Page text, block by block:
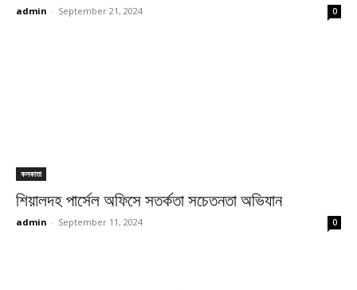
admin - September 21, 2024 0
কলকাতা
শিয়ালদহ পার্সেল অফিসে সতর্কতা সচেতনতা অভিযান
admin - September 11, 2024 0